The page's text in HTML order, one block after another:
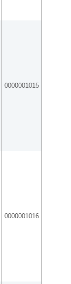
0000001015
0000001016